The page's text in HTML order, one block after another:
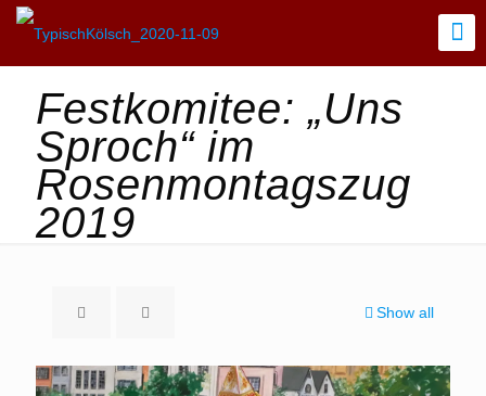
Festkomitee: „Uns
Sproch“ im
Rosenmontagszug
2019
Show all